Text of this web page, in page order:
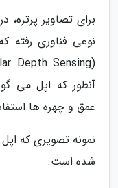
برای تصاویر
نوعی فناوری
آنطور که اپل می
عمق و چهره ها
شده است.